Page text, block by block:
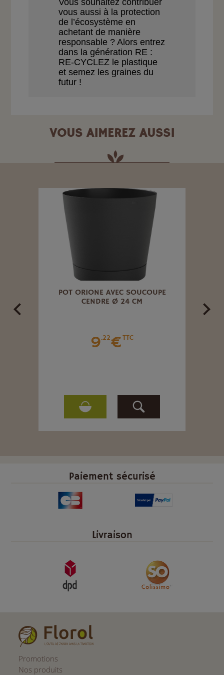
Vous souhaitez contribuer
vous aussi à la protection
de l’écosystème en
achetant de manière
responsable ?Alors entrez
dans la génération RE :
RE-CYCLEZ le plastique
et semez lesgraines du
futur !
VOUS AIMEREZ AUSSI
POT ORIONE AVEC SOUCOUPE
CENDRE Ø 24 CM
9.22€TTC
Paiement sécurisé
Livraison
Promotions
Nos produits